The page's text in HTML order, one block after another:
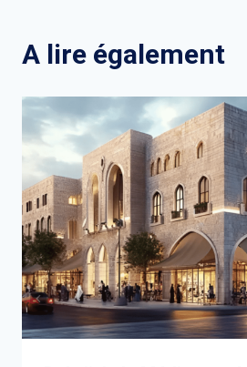
A lire également